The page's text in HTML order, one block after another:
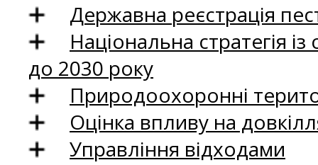
Державна реєстрація
Національна стратегія
до 2030 року
Природоохоронні
Оцінка впливу на
Управління відходами